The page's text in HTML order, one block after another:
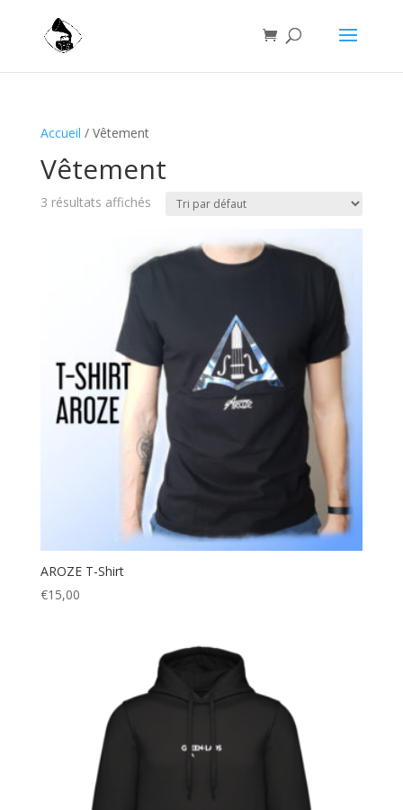
Accueil / Vêtement
Vêtement
3 résultats affichés
AROZE T-Shirt
€15,00